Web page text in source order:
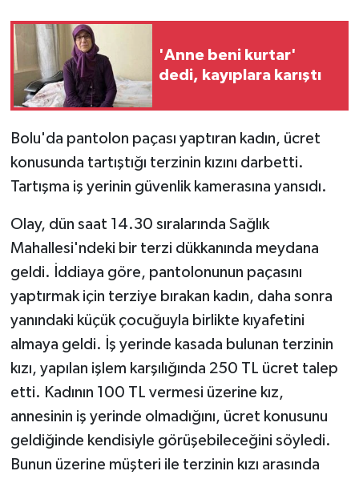
'Anne beni kurtar'
dedi, kayıplara karıştı
Bolu'da pantolon paçası yaptıran kadın, ücret
konusunda tartıştığı terzinin kızını darbetti.
Tartışma iş yerinin güvenlik kamerasına yansıdı.
Olay, dün saat 14.30 sıralarında Sağlık
Mahallesi'ndeki bir terzi dükkanında meydana
geldi. İddiaya göre, pantolonunun paçasını
yaptırmak için terziye bırakan kadın, daha sonra
yanındaki küçük çocuğuyla birlikte kıyafetini
almaya geldi. İş yerinde kasada bulunan terzinin
kızı, yapılan işlem karşılığında 250 TL ücret talep
etti. Kadının 100 TL vermesi üzerine kız,
annesinin iş yerinde olmadığını, ücret konusunu
geldiğinde kendisiyle görüşebileceğini söyledi.
Bunun üzerine müşteri ile terzinin kızı arasında
Flaş Haber
Gayrimenkul
GENEL
GÜNDEM
Güvenlik
HABERDE İNSAN
İNSAN
İş Dünyası
Jandarma
Kadın
MAGAZİN